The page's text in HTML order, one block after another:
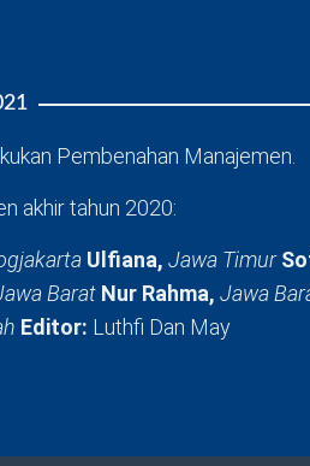
Pembenahan Manajemen.
akhir tahun 2020:
Ulfiana, Jawa Timur
Barat Nur Rahma, Jawa
Editor: Luthfi Dan May